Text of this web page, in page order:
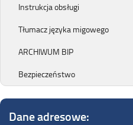
Instrukcja obsługi
Tłumacz języka migowego
ARCHIWUM BIP
Bezpieczeństwo
Dane adresowe: